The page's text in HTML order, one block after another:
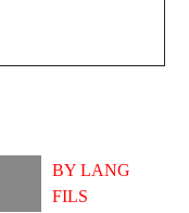
BYLANG
FILS